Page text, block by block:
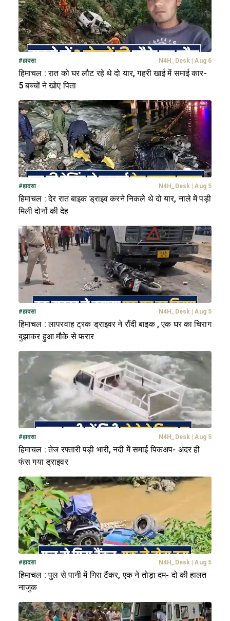
#हादसा N4H_Desk Aug 6
हिमाचल : रात को घर लौट रहे थे दो यार, गहरी खाई में समाई कार-
5 बच्चों ने खोए पिता
#हादसा N4H_Desk Aug 5
हिमाचल : देर रात बाइक ड्राइव करने निकले थे दो यार, नाले में पड़ी
मिली दोनों की देह
#हादसा N4H_Desk Aug 5
हिमाचल : लापरवाह ट्रक ड्राइवर ने रौंदी बाइक , एक घर का चिराग
बुझाकर हुआ मौके से फरार
#हादसा N4H_Desk Aug 5
हिमाचल : तेज रफ्तारी पड़ी भारी, नदी में समाई पिकअप- अंदर ही
फंस गया ड्राइवर
#हादसा N4H_Desk Aug 5
हिमाचल : पुल से पानी में गिरा टैंकर, एक ने तोड़ा दम- दो की हालत
नाजुक